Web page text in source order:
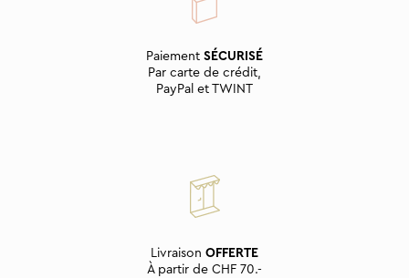
Paiement SÉCURISÉ
Par carte de crédit,
PayPal et TWINT
Livraison OFFERTE
À partir de CHF 70.-